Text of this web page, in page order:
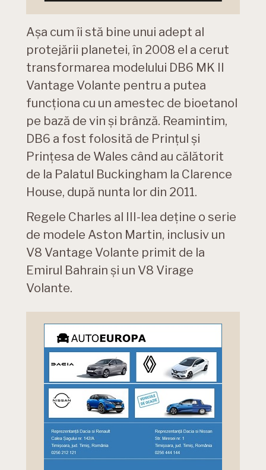
Așa cum îi stă bine unui adept al
protejării planetei, în 2008 el a cerut
transformarea modelului DB6 MK II
Vantage Volante pentru a putea
funcționa cu un amestec de bioetanol
pe bază de vin și brânză. Reamintim,
DB6 a fost folosită de Prințul și
Prințesa de Wales când au călătorit
de la Palatul Buckingham la Clarence
House, după nunta lor din 2011.
Regele Charles al III-lea deține o serie
de modele Aston Martin, inclusiv un
V8 Vantage Volante primit de la
Emirul Bahrain și un V8 Virage
Volante.